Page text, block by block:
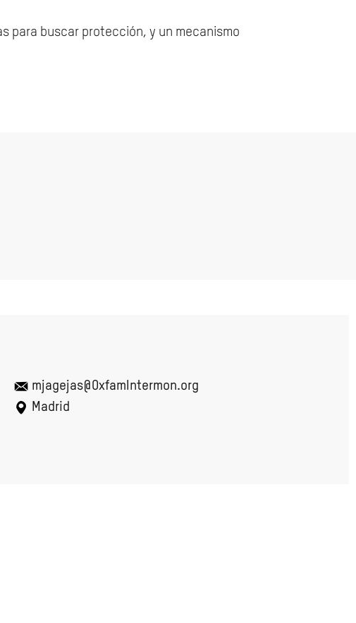
para buscar protección, y un mecanismo
mjagejas@OxfamIntermon.org
Madrid